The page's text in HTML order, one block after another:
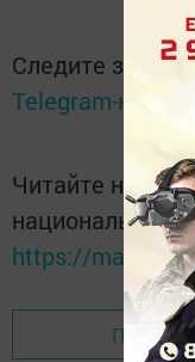
Следите за
Telegram-канале
Читайте
национальном
https://max.ru/
Перейти